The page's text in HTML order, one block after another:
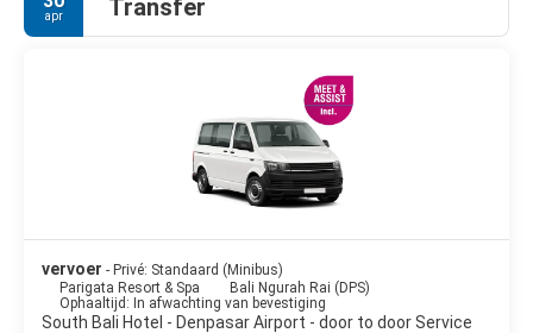
apr Transfer
vervoer - Privé: Standaard (Minibus)
Parigata Resort & Spa
Bali Ngurah Rai (DPS)
Ophaaltijd: In afwachting van bevestiging
South Bali Hotel - Denpasar Airport - door to door Service